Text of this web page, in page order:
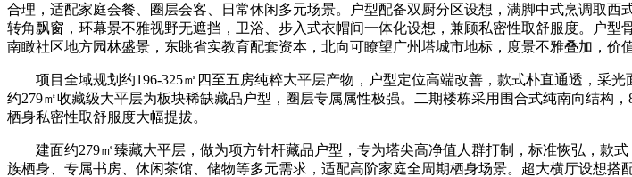
合理，适配家庭会餐、圈层会客、日常休闲多元场景。户型配备双厨分区设想，满脚中式烹调取
转角飘窗，环幕景不雅视野无遮挡，卫浴、步入式衣帽间一体化设想，兼顾私密性取舒服度。户
南瞰社区地方园林盛景，东眺省实教育配套资本，北向可瞭望广州塔城市地标，度景不雅叠加，价
项目全域规划约196-325㎡四至五房纯粹大平层产物，户型定位高端改善，款式朴直通透，采
约279㎡收藏级大平层为板块稀缺藏品户型，圈层专属属性极强。二期楼栋采用围合式纯南向结构
栖身私密性取舒服度大幅提拔。
建面约279㎡臻藏大平层，做为项方针杆藏品户型，专为塔尖高净值人群打制，标准恢弘，款
族栖身、专属书房、休闲茶馆、储物等多元需求，适配高阶家庭全周期栖身场景。超大横厅设想